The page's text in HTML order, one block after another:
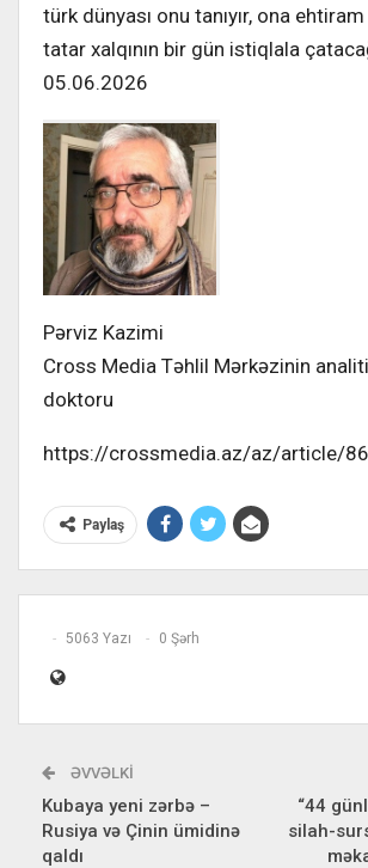
türk dünyası onu tanıyır, ona
tatar xalqının bir gün istiqlala
05.06.2026
Pərviz Kazimi
Cross Media Təhlil Mərkəzinin
doktoru
https://crossmedia.az/az/article/
Paylaş
5063 Yazı 0 Şərh
ƏVVƏLKI
Kubaya yeni zərbə –
Rusiya və Çinin ümidinə
qaldı
“44
silah-